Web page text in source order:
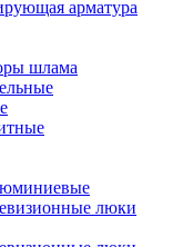
арматура
шлама
люки